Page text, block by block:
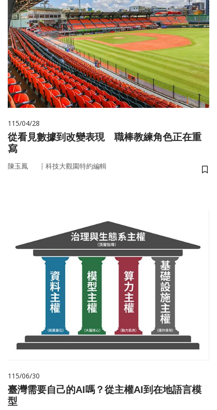
115/04/28
從看見數據到改變表現 職棒教練角色正在重
寫
陳玉鳳 ｜ 科技大觀園特約編輯
儲
115/06/30
臺灣需要自己的AI嗎？從主權AI到在地語言模
型